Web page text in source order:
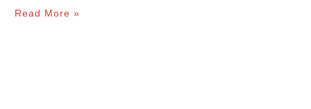
Kondisi
Read More »